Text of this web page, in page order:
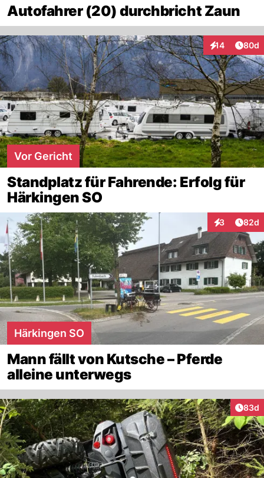
Autofahrer (20) durchbricht Zaun
14
Interaktionen
80d
Vor Gericht
Standplatz für Fahrende: Erfolg für
Härkingen SO
3
Interaktionen
82d
Härkingen SO
Mann fällt von Kutsche – Pferde
alleine unterwegs
83d